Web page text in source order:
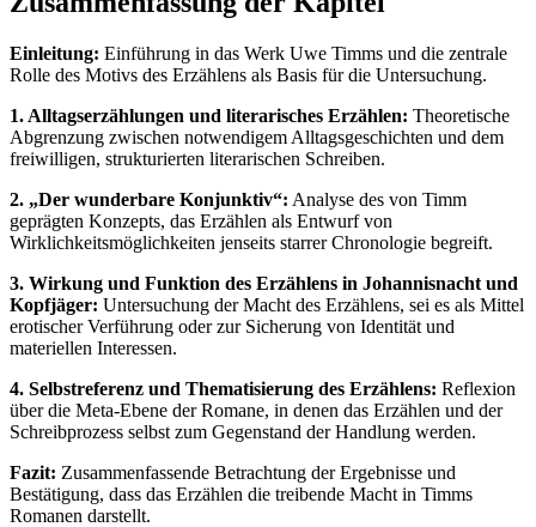
Einleitung: Einführung in das Werk Uwe Timms und die zentrale
Rolle des Motivs des Erzählens als Basis für die Untersuchung.
1. Alltagserzählungen und literarisches Erzählen: Theoretische
Abgrenzung zwischen notwendigem Alltagsgeschichten und dem
freiwilligen, strukturierten literarischen Schreiben.
2. „Der wunderbare Konjunktiv“: Analyse des von Timm
geprägten Konzepts, das Erzählen als Entwurf von
Wirklichkeitsmöglichkeiten jenseits starrer Chronologie begreift.
3. Wirkung und Funktion des Erzählens in Johannisnacht und
Kopfjäger: Untersuchung der Macht des Erzählens, sei es als Mittel
erotischer Verführung oder zur Sicherung von Identität und
materiellen Interessen.
4. Selbstreferenz und Thematisierung des Erzählens: Reflexion
über die Meta-Ebene der Romane, in denen das Erzählen und der
Schreibprozess selbst zum Gegenstand der Handlung werden.
Fazit: Zusammenfassende Betrachtung der Ergebnisse und
Bestätigung, dass das Erzählen die treibende Macht in Timms
Romanen darstellt.